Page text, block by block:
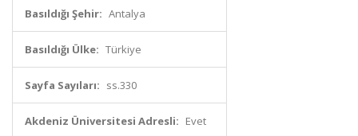
Basıldığı Şehir: Antalya
Basıldığı Ülke: Türkiye
Sayfa Sayıları: ss.330
Akdeniz Üniversitesi Adresli: Evet